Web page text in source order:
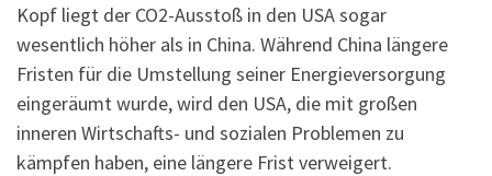
Kopf liegt der CO2-Ausstoß in den USA sogar
wesentlich höher als in China. Während China längere
Fristen für die Umstellung seiner Energieversorgung
eingeräumt wurde, wird den USA, die mit großen
inneren Wirtschafts- und sozialen Problemen zu
kämpfen haben, eine längere Frist verweigert.